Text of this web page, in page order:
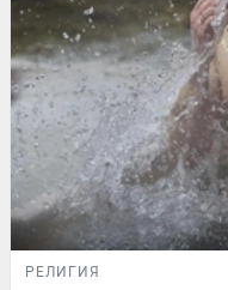
РЕЛИГИЯ